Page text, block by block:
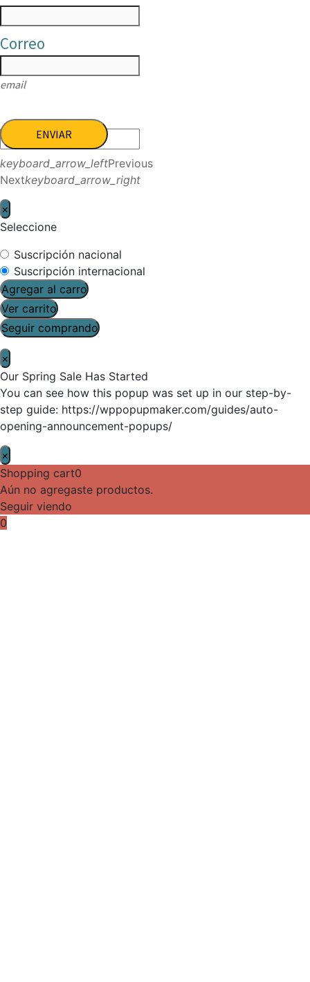
Correo
email
ENVIAR
keyboard_arrow_leftPrevious
Nextkeyboard_arrow_right
×
Seleccione
Suscripción nacional
Suscripción internacional
Agregar al carro
Ver carrito
Seguir comprando
×
Our Spring Sale Has Started
You can see how this popup was set up in our step-by-
step guide: https://wppopupmaker.com/guides/auto-
opening-announcement-popups/
×
Shopping cart0
Aún no agregaste productos.
Seguir viendo
0